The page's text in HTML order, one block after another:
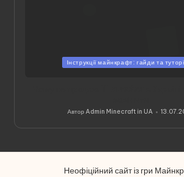
ОпублікованоІнструкції майнкрафт: гайди та
Опубліковано
АвторAdmin Minecraft in UA
Неофіційний сайт із гри